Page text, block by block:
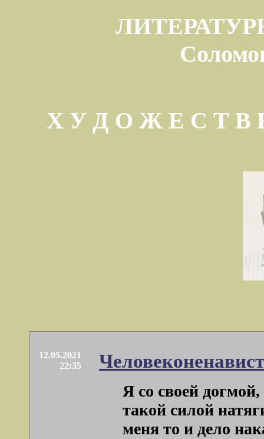
Х У Д О Ж Е С Т
12.05.2021
22:35
Я со своей
такой силой
меня то и дело